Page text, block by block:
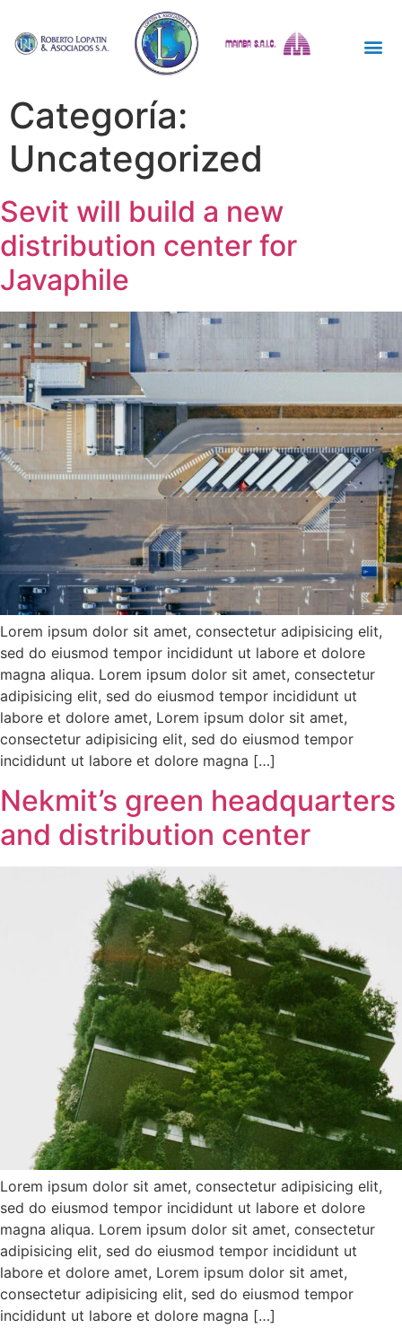
Categoría:
Uncategorized
Sevit will build a new
distribution center for
Javaphile
Lorem ipsum dolor sit amet, consectetur adipisicing elit,
sed do eiusmod tempor incididunt ut labore et dolore
magna aliqua. Lorem ipsum dolor sit amet, consectetur
adipisicing elit, sed do eiusmod tempor incididunt ut
labore et dolore amet, Lorem ipsum dolor sit amet,
consectetur adipisicing elit, sed do eiusmod tempor
incididunt ut labore et dolore magna […]
Nekmit’s green headquarters
and distribution center
Lorem ipsum dolor sit amet, consectetur adipisicing elit,
sed do eiusmod tempor incididunt ut labore et dolore
magna aliqua. Lorem ipsum dolor sit amet, consectetur
adipisicing elit, sed do eiusmod tempor incididunt ut
labore et dolore amet, Lorem ipsum dolor sit amet,
consectetur adipisicing elit, sed do eiusmod tempor
incididunt ut labore et dolore magna […]